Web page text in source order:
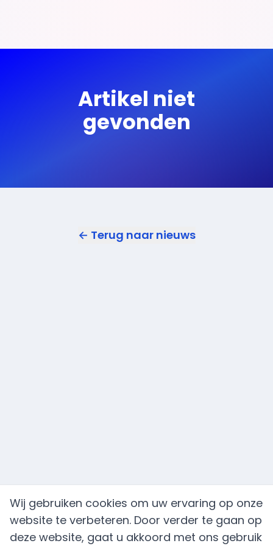
Artikel niet
gevonden
← Terug naar nieuws
Wij gebruiken cookies om uw ervaring op onze
website te verbeteren. Door verder te gaan op
deze website, gaat u akkoord met ons gebruik